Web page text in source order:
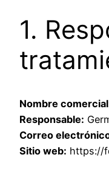
1.
Nombre
Responsable:
Correo
Sitio web: https://